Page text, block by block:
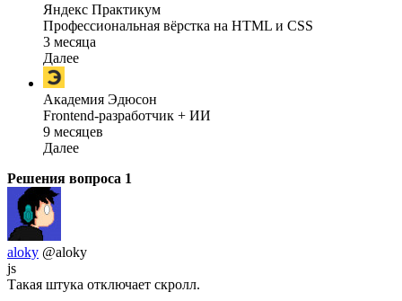
Яндекс Практикум
Профессиональная вёрстка на HTML и CSS
3 месяца
Далее
Академия Эдюсон
Frontend-разработчик + ИИ
9 месяцев
Далее
Решения вопроса 1
aloky @aloky
js
Такая штука отключает скролл.